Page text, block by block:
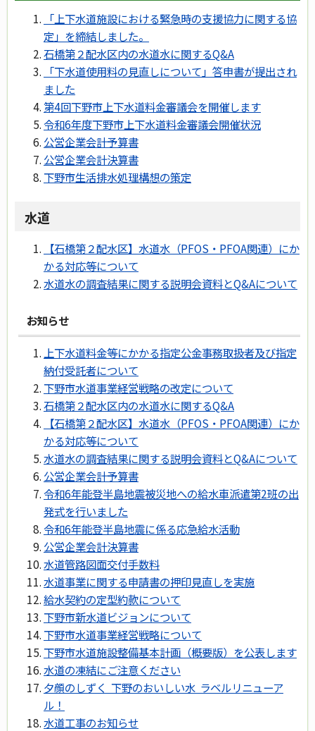
「上下水道施設における緊急時の支援協力に関する協
定」を締結しました。
石橋第２配水区内の水道水に関するQ&A
「下水道使用料の見直しについて」答申書が提出され
ました
第4回下野市上下水道料金審議会を開催します
令和6年度下野市上下水道料金審議会開催状況
公営企業会計予算書
公営企業会計決算書
下野市生活排水処理構想の策定
水道
【石橋第２配水区】水道水（PFOS・PFOA関連）にか
かる対応等について
水道水の調査結果に関する説明会資料とQ&Aについて
お知らせ
上下水道料金等にかかる指定公金事務取扱者及び指定
納付受託者について
下野市水道事業経営戦略の改定について
石橋第２配水区内の水道水に関するQ&A
【石橋第２配水区】水道水（PFOS・PFOA関連）にか
かる対応等について
水道水の調査結果に関する説明会資料とQ&Aについて
公営企業会計予算書
令和6年能登半島地震被災地への給水車派遣第2班の出
発式を行いました
令和6年能登半島地震に係る応急給水活動
公営企業会計決算書
水道管路図面交付手数料
水道事業に関する申請書の押印見直しを実施
給水契約の定型約款について
下野市新水道ビジョンについて
下野市水道事業経営戦略について
下野市水道施設整備基本計画（概要版）を公表します
水道の凍結にご注意ください
夕顔のしずく 下野のおいしい水 ラベルリニューア
ル！
水道工事のお知らせ